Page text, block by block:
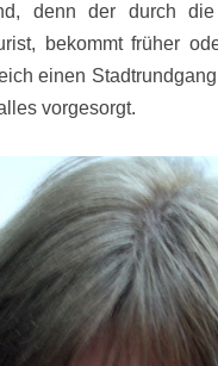
denn der durch
bekommt früher
einen
vorgesorgt.